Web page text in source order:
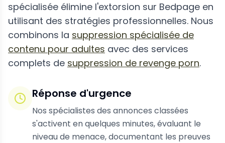
spécialisée élimine l'extorsion sur Bedpage en
utilisant des stratégies professionnelles. Nous
combinons la suppression spécialisée de
contenu pour adultes avec des services
complets de suppression de revenge porn.
Réponse d'urgence
Nos spécialistes des annonces classées
s'activent en quelques minutes, évaluant le
niveau de menace, documentant les preuves